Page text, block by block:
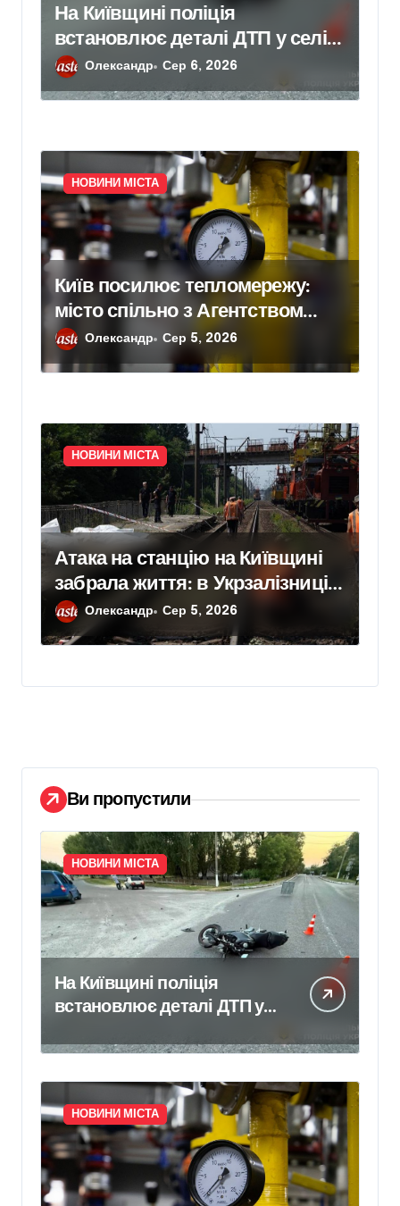
На Київщині поліція
встановлює деталі ДТП у селі
Щербаки, де травмувалися
двоє дітей
Олександр Сер 6, 2026
НОВИНИ МІСТА
Київ посилює тепломережу:
місто спільно з Агентством
відновлення законтрактували
резервні потужності понад 1,5
Олександр Сер 5, 2026
НОВИНИ МІСТА
Атака на станцію на Київщині
забрала життя: в Укрзалізниці
розповіли, чому потяги не
зупиняють рух під час ударів
Олександр Сер 5, 2026
Ви пропустили
НОВИНИ МІСТА
На Київщині поліція
встановлює деталі ДТП у
травмувалися двоє дітей
НОВИНИ МІСТА